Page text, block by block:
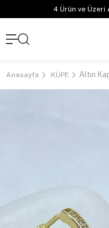
4 Ürün ve Üzeri
Anasayfa KÜPE Altın